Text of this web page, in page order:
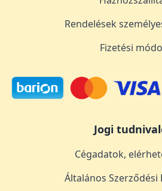
Rendelések
Fizetési
Jogi
Cégadatok,
Általános Szerződési